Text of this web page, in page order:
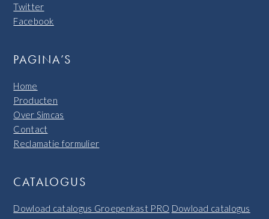
Twitter
Facebook
PAGINA’S
Home
Producten
Over Simcas
Contact
Reclamatie formulier
CATALOGUS
Dowload catalogus Groepenkast PRO Dowload catalogus